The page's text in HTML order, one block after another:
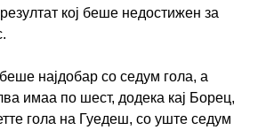
кој беше недостижен за
најдобар со седум гола, а
имаа по шест, додека кај Борец,
гола на Гуедеш, со уште седум